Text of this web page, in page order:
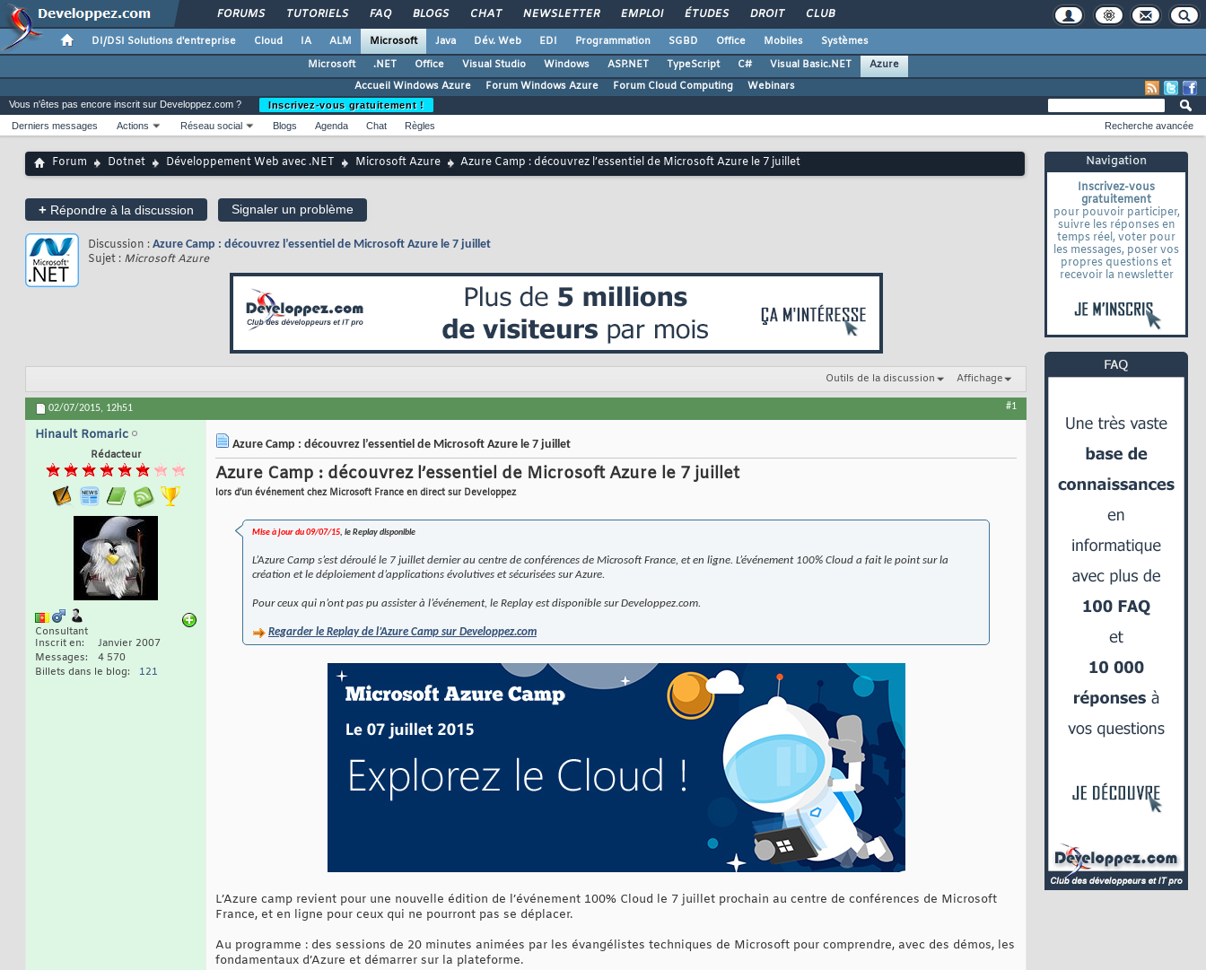
FORUMS TUTORIELS FAQ BLOGS CHAT NEWSLETTER EMPLOI ÉTUDES DROIT CLUB
DI/DSI Solutions d'entreprise Cloud IA ALM Microsoft Java Dév. Web EDI Programmation SGBD Office Mobiles
Systèmes
Microsoft
.NET Office Visual Studio Windows ASP.NET TypeScript C# Visual Basic.NET
Azure
Accueil Windows Azure
Forum Windows Azure Forum Cloud Computing Webinars
Navigation
Inscrivez-vous
gratuitement
pour pouvoir participer,
suivre les réponses en
temps réel, voter pour
les messages, poser vos
propres questions et
recevoir la newsletter
Vous n'êtes pas encore inscrit sur Developpez.com ?
Inscrivez-vous gratuitement !
Derniers messages
Actions Réseau social Blogs Agenda Chat Règles Recherche avancée
Forum Dotnet Développement Web avec .NET Microsoft Azure Azure Camp : découvrez l’essentiel de Microsoft Azure le 7 juillet
+ Répondre à la discussion Signaler un problème
Discussion : Azure Camp : découvrez l’essentiel de Microsoft Azure le 7 juillet
Sujet : Microsoft Azure
Outils de la discussion Affichage
02/07/2015, 12h51 #1
Hinault Romaric
Rédacteur
Consultant
Inscrit en
Janvier 2007
Messages
4 570
Billets dans le blog
121
Azure Camp : découvrez l’essentiel de Microsoft Azure le 7 juillet
Azure Camp : découvrez l’essentiel de Microsoft Azure le 7 juillet
lors d’un événement chez Microsoft France en direct sur Developpez
Mise à jour du 09/07/15, le Replay disponible
L’Azure Camp s’est déroulé le 7 juillet dernier au centre de conférences de Microsoft France, et en ligne. L’événement 100% Cloud a fait le point sur la
création et le déploiement d’applications évolutives et sécurisées sur Azure.
Pour ceux qui n’ont pas pu assister à l’événement, le Replay est disponible sur Developpez.com.
Regarder le Replay de l’Azure Camp sur Developpez.com
L’Azure camp revient pour une nouvelle édition de l’événement 100% Cloud le 7 juillet prochain au centre de conférences de Microsoft
France, et en ligne pour ceux qui ne pourront pas se déplacer.
Au programme : des sessions de 20 minutes animées par les évangélistes techniques de Microsoft pour comprendre, avec des démos, les
fondamentaux d’Azure et démarrer sur la plateforme.